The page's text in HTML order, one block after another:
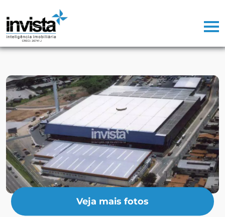
Veja mais fotos